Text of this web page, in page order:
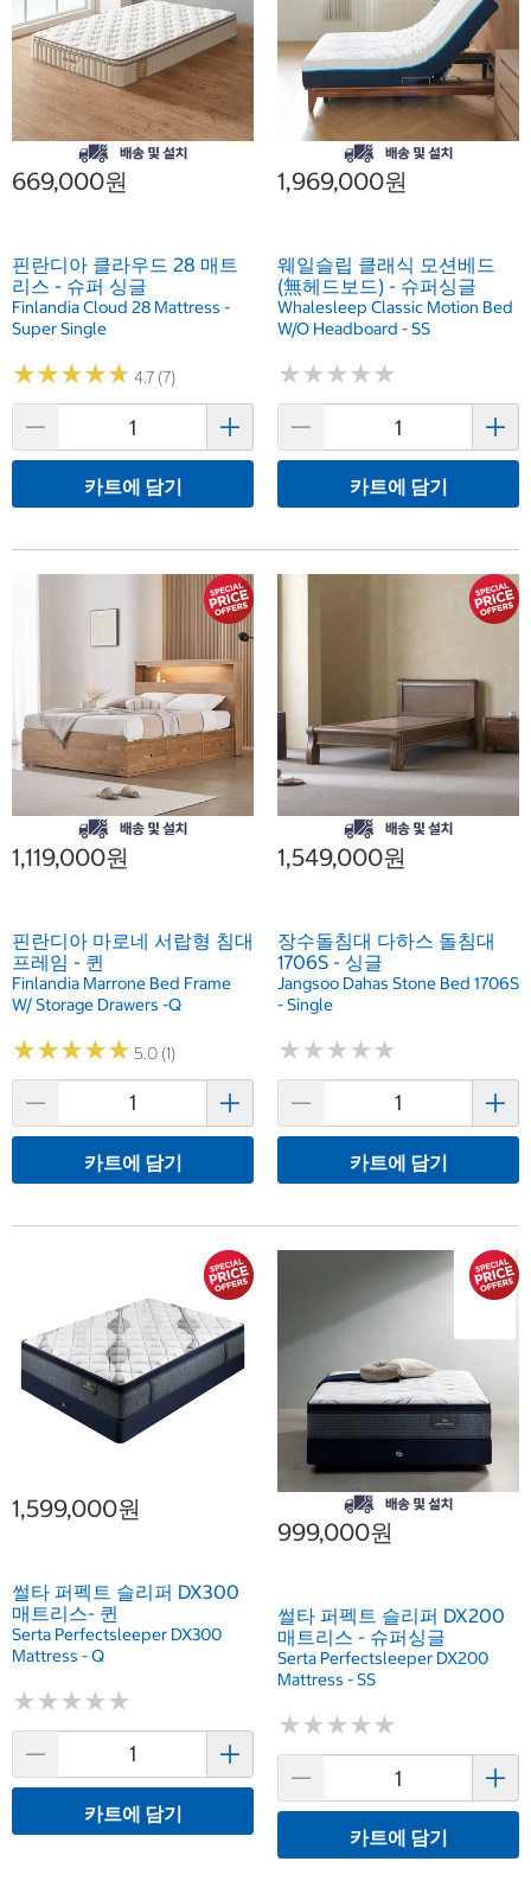
669,000원
핀란디아 클라우드 28 매트
리스 - 슈퍼 싱글
Finlandia Cloud 28 Mattress -
Super Single
★★★★★
★★★★★ 4.7 (7)
카트에 담기
1,969,000원
웨일슬립 클래식 모션베드
(無헤드보드) - 슈퍼싱글
Whalesleep Classic Motion Bed
W/O Headboard - SS
★★★★★
★★★★★
카트에 담기
1,119,000원
핀란디아 마로네 서랍형 침대
프레임 - 퀸
Finlandia Marrone Bed Frame
W/ Storage Drawers -Q
★★★★★
★★★★★ 5.0 (1)
카트에 담기
1,549,000원
장수돌침대 다하스 돌침대
1706S - 싱글
Jangsoo Dahas Stone Bed 1706S
- Single
★★★★★
★★★★★
카트에 담기
1,599,000원
썰타 퍼펙트 슬리퍼 DX300
매트리스- 퀸
Serta Perfectsleeper DX300
Mattress - Q
★★★★★
★★★★★
카트에 담기
999,000원
썰타 퍼펙트 슬리퍼 DX200
매트리스 - 슈퍼싱글
Serta Perfectsleeper DX200
Mattress - SS
★★★★★
★★★★★
카트에 담기